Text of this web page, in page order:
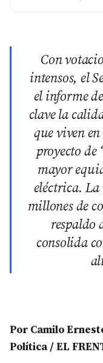
Con
intensos, el
el informe
clave la
que viven
proyecto de
mayor
eléctrica.
millones de
respaldo
consolida
Por Camilo
Política / EL